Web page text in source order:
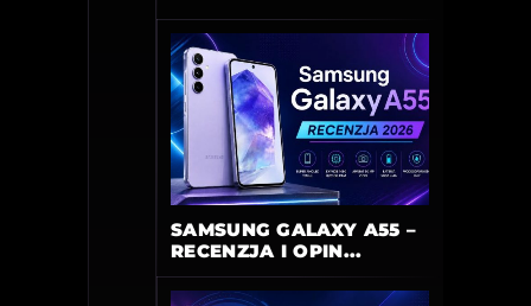
SAMSUNG GALAXY A55 –
RECENZJA I OPIN...